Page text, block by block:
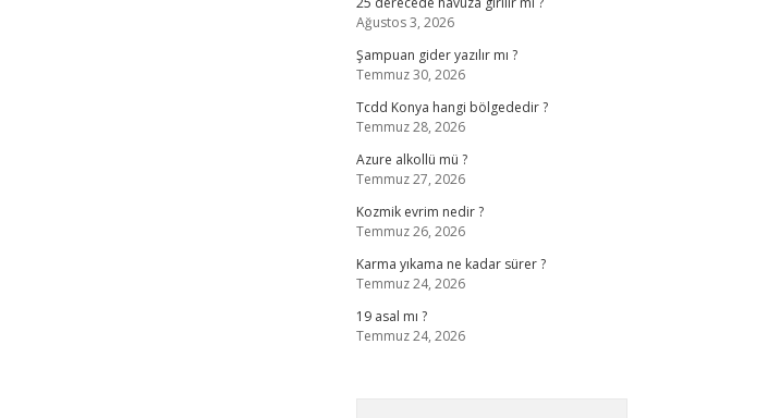
Ağustos 3, 2026
Şampuan gider yazılır mı ?
Temmuz 30, 2026
Tcdd Konya hangi bölgededir ?
Temmuz 28, 2026
Azure alkollü mü ?
Temmuz 27, 2026
Kozmik evrim nedir ?
Temmuz 26, 2026
Karma yıkama ne kadar sürer ?
Temmuz 24, 2026
19 asal mı ?
Temmuz 24, 2026